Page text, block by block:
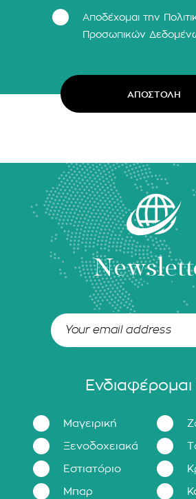
Αποδέχομαι την
Προσωπικών
Ενδιαφέρομαι
Μαγειρική
Ξενοδοχειακά
Εστιατόριο
Μπαρ